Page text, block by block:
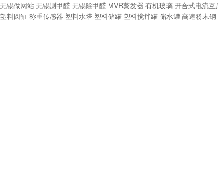
无锡做网站 无锡测甲醛 无锡除甲醛 MVR蒸发器 有机玻璃 开合式电流互
塑料圆缸 称重传感器 塑料水塔 塑料储罐 塑料搅拌罐 储水罐 高速粉末钢